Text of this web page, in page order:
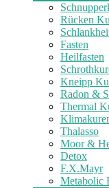
Rücken
Fasten
Heilfasten
Kneipp
Radon &
Thermal
Thalasso
Moor &
Detox
F.X.Mayr
Metabolic